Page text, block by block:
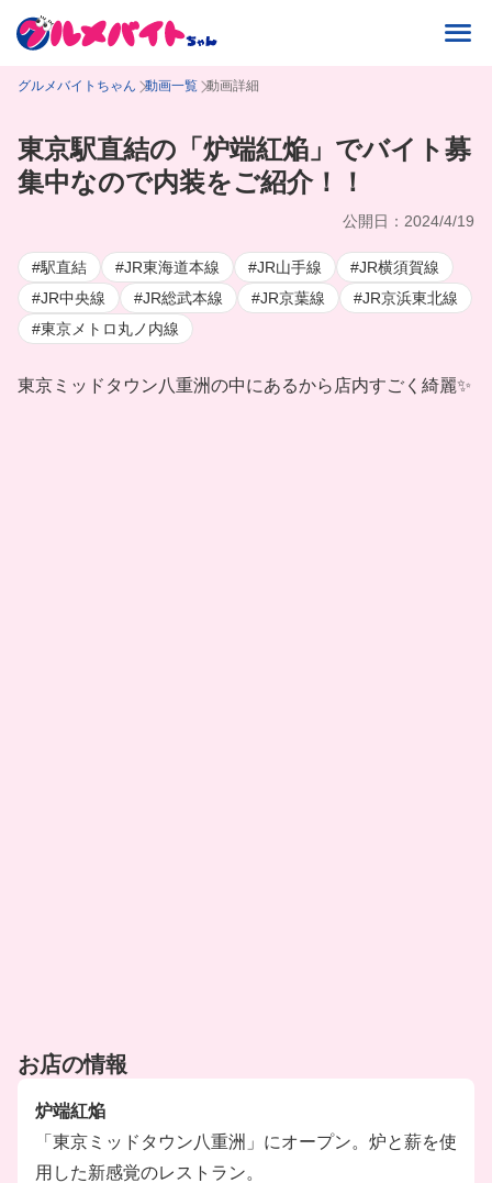
グルメバイトちゃん 動画一覧 動画詳細
東京駅直結の「炉端紅焔」でバイト募
集中なので内装をご紹介！！
公開日：2024/4/19
#駅直結 #JR東海道本線 #JR山手線
#JR横須賀線
#JR中央線
#JR総武本線 #JR京葉線
#JR京浜東北線
#東京メトロ丸ノ内線
東京ミッドタウン八重洲の中にあるから店内すごく綺麗✨
お店の情報
炉端紅焔
「東京ミッドタウン八重洲」にオープン。炉と薪を使
用した新感覚のレストラン。